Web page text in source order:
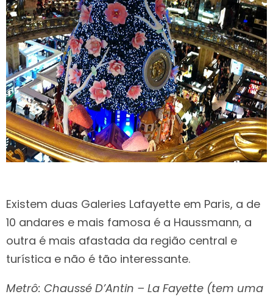
Existem duas Galeries Lafayette em Paris, a de
10 andares e mais famosa é a Haussmann, a
outra é mais afastada da região central e
turística e não é tão interessante.
Metrô: Chaussé D’Antin – La Fayette (tem uma